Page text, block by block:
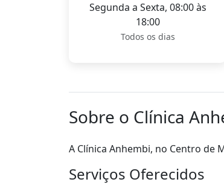
Segunda a Sexta, 08:00 às
18:00
Todos os dias
Sobre o Clínica
A Clínica Anhembi, no Centro de
Serviços Oferecidos